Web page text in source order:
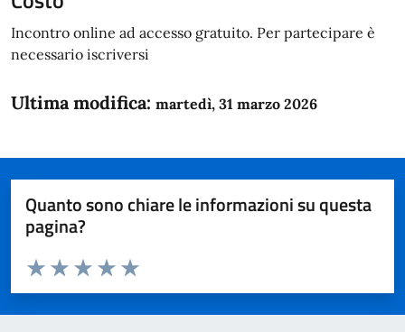
Incontro online ad accesso gratuito. Per partecipare è
necessario iscriversi
Ultima modifica: martedì, 31 marzo 2026
Quanto sono chiare le informazioni su questa
pagina?
Domanda
Valuta da 1 a 5 stelle la pagina
Valuta 5 stelle su 5
Valuta 4 stelle su 5
Valuta 3 stelle su 5
Valuta 2 stelle su 5
Valuta 1 stelle su 5